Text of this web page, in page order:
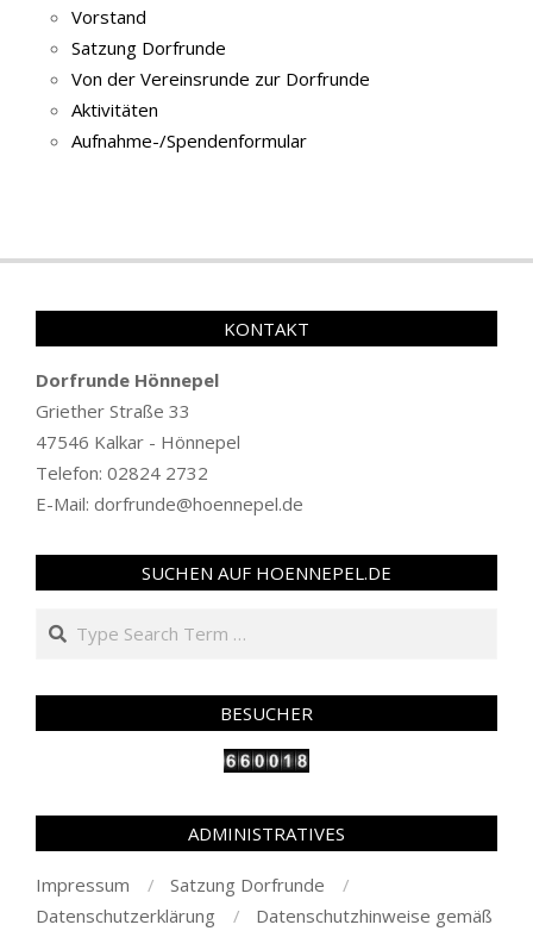
Vorstand
Satzung Dorfrunde
Von der Vereinsrunde zur Dorfrunde
Aktivitäten
Aufnahme-/Spendenformular
KONTAKT
Dorfrunde Hönnepel
Griether Straße 33
47546 Kalkar - Hönnepel
Telefon: 02824 2732
E-Mail: dorfrunde@hoennepel.de
SUCHEN AUF HOENNEPEL.DE
Search
BESUCHER
ADMINISTRATIVES
Impressum
Satzung Dorfrunde
Datenschutzerklärung
Datenschutzhinweise gemäß